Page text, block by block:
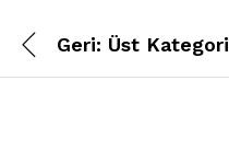
Geri: Üst Kategori